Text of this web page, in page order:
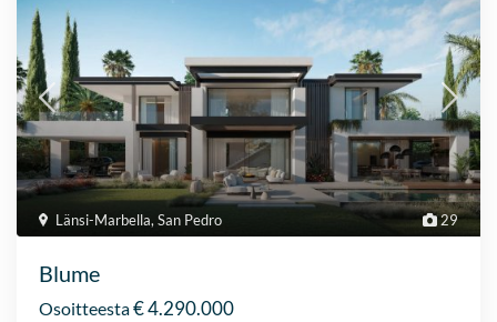
29
Länsi-Marbella,San Pedro
Blume
Osoitteesta€ 4.290.000